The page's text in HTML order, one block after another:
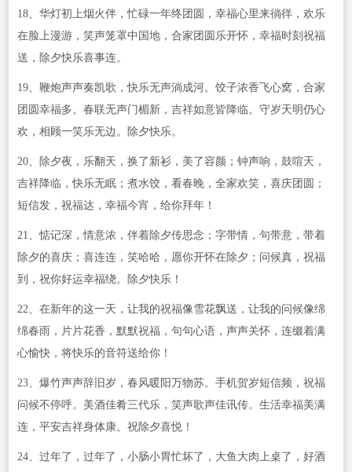
18、华灯初上烟火伴，忙碌一年终团圆，幸福心里来徜徉，欢乐
在脸上漫游，笑声笼罩中国地，合家团圆乐开怀，幸福时刻祝福
送，除夕快乐喜事连。
19、鞭炮声声奏凯歌，快乐无声淌成河。饺子浓香飞心窝，合家
团圆幸福多。春联无声门楣新，吉祥如意皆降临。守岁天明仍心
欢，相顾一笑乐无边。除夕快乐。
20、除夕夜，乐翻天，换了新衫，美了容颜；钟声响，鼓喧天，
吉祥降临，快乐无眠；煮水饺，看春晚，全家欢笑，喜庆团圆；
短信发，祝福达，幸福今宵，给你拜年！
21、惦记深，情意浓，伴着除夕传思念；字带情，句带意，带着
除夕的喜庆；喜连连，笑哈哈，愿你开怀在除夕；问候真，祝福
到，祝你好运幸福绕。除夕快乐！
22、在新年的这一天，让我的祝福像雪花飘送，让我的问候像绵
绵春雨，片片花香，默默祝福，句句心语，声声关怀，连缀着满
心愉快，将快乐的音符送给你！
23、爆竹声声辞旧岁，春风暖阳万物苏。手机贺岁短信频，祝福
问候不停呼。美酒佳肴三代乐，笑声歌声佳讯传。生活幸福美满
连，平安吉祥身体康。祝除夕喜悦！
24、过年了，过年了，小肠小胃忙坏了，大鱼大肉上桌了，好酒